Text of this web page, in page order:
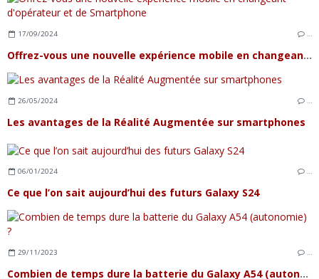
17/09/2024 …
Offrez-vous une nouvelle expérience mobile en changeant d'opérateur et de Smartphone
26/05/2024 …
Les avantages de la Réalité Augmentée sur smartphones
06/01/2024 …
Ce que l’on sait aujourd’hui des futurs Galaxy S24
29/11/2023 …
Combien de temps dure la batterie du Galaxy A54 (autonomie) ?